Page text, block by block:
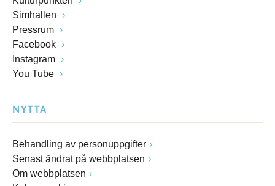
Simhallen
Pressrum
Facebook
Instagram
You Tube
NYTTA
Behandling av personuppgifter
Senast ändrat på webbplatsen
Om webbplatsen